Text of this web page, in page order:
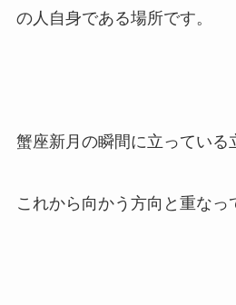
の人自身である場所です。
蟹座新月の瞬間に立っている
これから向かう方向と重なっ